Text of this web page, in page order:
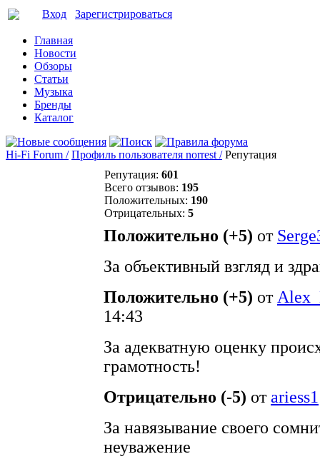
Вход Зарегистрироваться
Главная
Новости
Обзоры
Статьи
Музыка
Бренды
Каталог
Hi-Fi Forum / Профиль пользователя norrest / Репутация
Репутация: 601
Всего отзывов: 195
Положительных: 190
Отрицательных: 5
Положительно (+5) от
За объективный взгляд и
Положительно (+5) от
14:43
За адекватную оценку
грамотность!
Отрицательно (-5) отariess1
За навязывание своего
неуважение